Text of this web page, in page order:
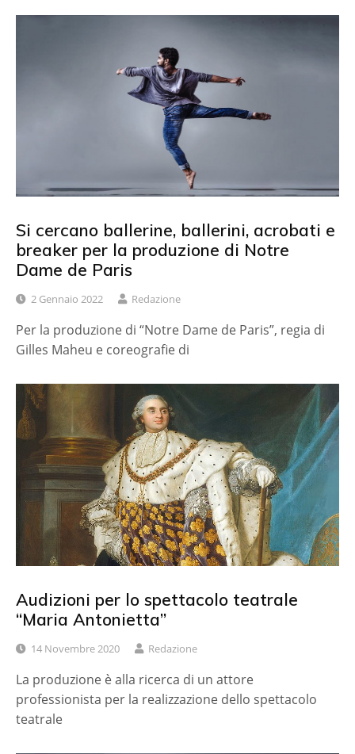
Si cercano ballerine, ballerini, acrobati e
breaker per la produzione di Notre
Dame de Paris
2 Gennaio 2022 Redazione
Per la produzione di “Notre Dame de Paris”, regia di
Gilles Maheu e coreografie di
Audizioni per lo spettacolo teatrale
“Maria Antonietta”
14 Novembre 2020 Redazione
La produzione è alla ricerca di un attore
professionista per la realizzazione dello spettacolo
teatrale